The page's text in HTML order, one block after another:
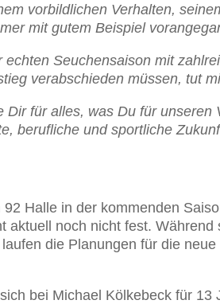
vorbildlichen Verhalten,
mit gutem Beispiel
Seuchensaison mit
verabschieden müssen, tut
Dir für alles, was Du für unseren
berufliche und sportliche
Halle in der kommenden
aktuell noch nicht fest. Während
die Planungen für die
bei Michael Kölkebeck für 13